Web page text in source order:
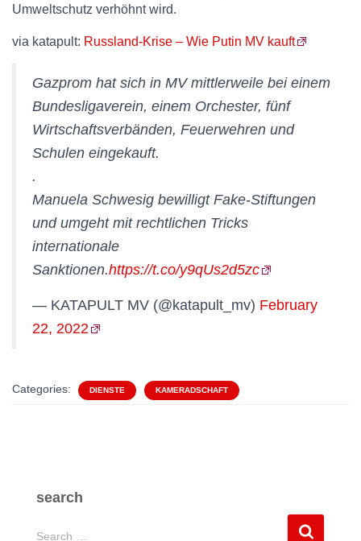
Umweltschutz verhöhnt wird.
via katapult: Russland-Krise – Wie Putin MV kauft
Gazprom hat sich in MV mittlerweile bei einem
Bundesligaverein, einem Orchester, fünf
Wirtschaftsverbänden, Feuerwehren und
Schulen eingekauft.
.
Manuela Schwesig bewilligt Fake-Stiftungen
und umgeht mit rechtlichen Tricks
internationale
Sanktionen.https://t.co/y9qUs2d5zc
— KATAPULT MV (@katapult_mv) February
22, 2022
Categories: DIENSTE KAMERADSCHAFT
search
S
Search …